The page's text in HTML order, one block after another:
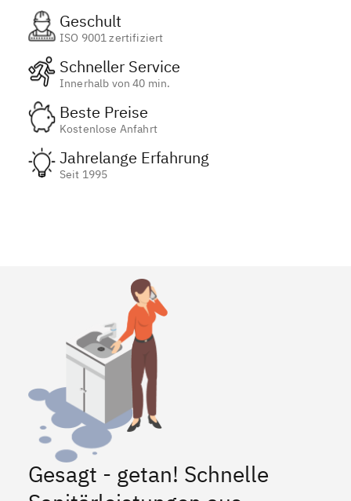
Geschult
ISO 9001 zertifiziert
Schneller Service
Innerhalb von 40 min.
Beste Preise
Kostenlose Anfahrt
Jahrelange Erfahrung
Seit 1995
Gesagt - getan! Schnelle